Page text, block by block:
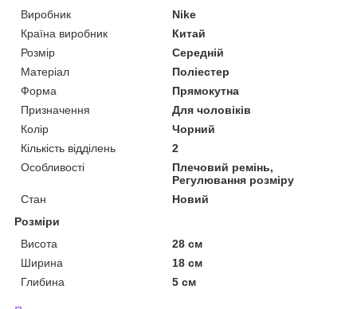
Виробник
Nike
Країна виробник
Китай
Розмір
Середній
Матеріал
Поліестер
Форма
Прямокутна
Призначення
Для чоловіків
Колір
Чорний
Кількість відділень
2
Особливості
Плечовий ремінь,
Регулювання розміру
Стан
Новий
Розміри
Висота
28 см
Ширина
18 см
Глибина
5 см